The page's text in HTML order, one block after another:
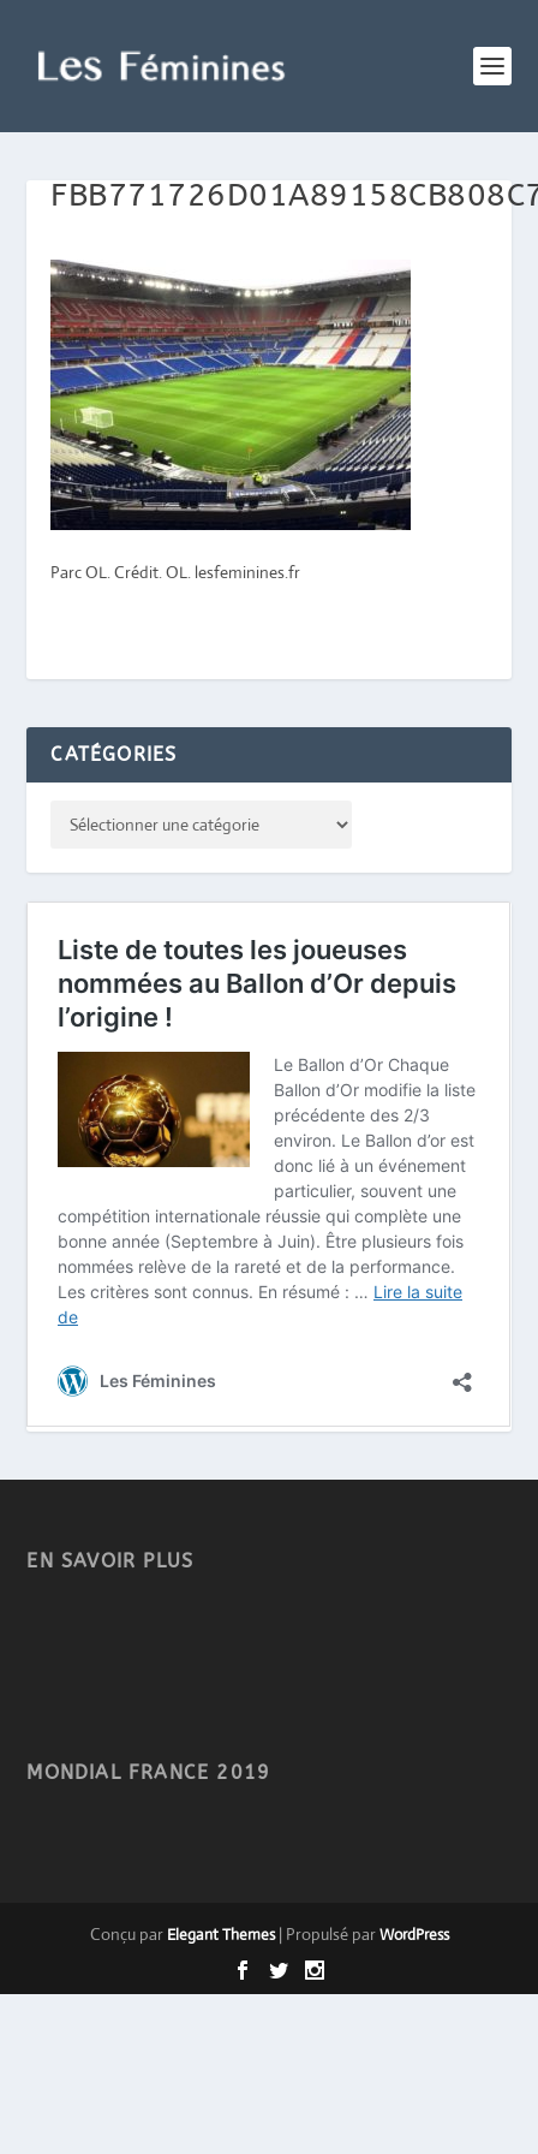
Parc OL. Crédit. OL. lesfeminines.fr
CATÉGORIES
EN SAVOIR PLUS
MONDIAL FRANCE 2019
Conçu par Elegant Themes| Propulsé parWordPress